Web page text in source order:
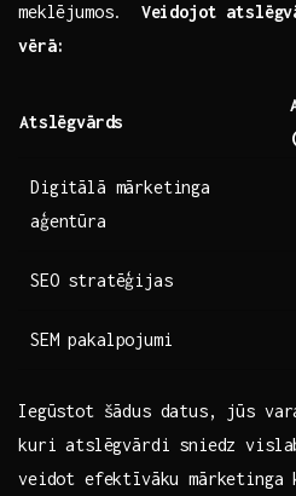
meklējumos. ⁣ Veidojot
vērā:
Atslēgvārds
Digitālā‌ mārketinga
aģentūra
SEO stratēģijas
SEM pakalpojumi
Iegūstot šādus datus, jūs
kuri atslēgvārdi sniedz
veidot efektīvāku mārketinga